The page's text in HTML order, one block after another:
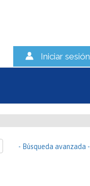
Iniciar sesión
- Búsqueda avanzada -